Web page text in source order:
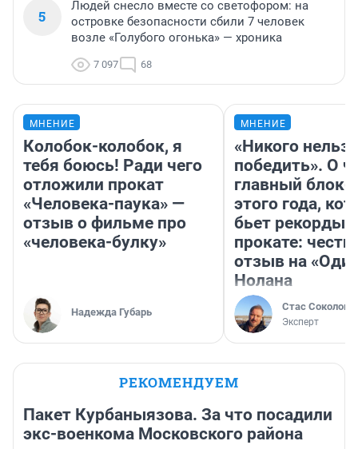
5
Людей снесло вместе со светофором: на
островке безопасности сбили 7 человек
возле «Голубого огонька» — хроника
7 097 68
МНЕНИЕ
Колобок-колобок, я
тебя боюсь! Ради чего
отложили прокат
«Человека-паука» —
отзыв о фильме про
«человека-булку»
Надежда Губарь
МНЕНИЕ
«Никого нельзя
победить». О
главный
этого года,
бьет рекорды в
прокате:
отзыв на
Нолана
Стас Соколов
Эксперт
РЕКОМЕНДУЕМ
Пакет Курбаныязова. За что посадили
экс-военкома Московского района